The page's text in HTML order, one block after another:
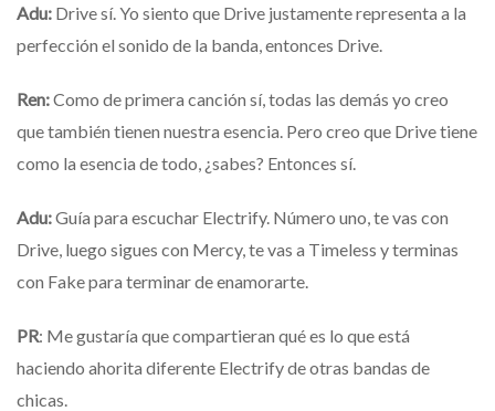
Adu: Drive sí. Yo siento que Drive justamente representa a la
perfección el sonido de la banda, entonces Drive.
Ren:Como de primera canción sí, todas las demás yo creo
que también tienen nuestra esencia. Pero creo que Drive tiene
como la esencia de todo, ¿sabes? Entonces sí.
Adu:Guía para escuchar Electrify. Número uno, te vas con
Drive, luego sigues con Mercy, te vas a Timeless y terminas
con Fake para terminar de enamorarte.
PR: Me gustaría que compartieran qué es lo que está
haciendo ahorita diferente Electrify de otras bandas de
chicas.